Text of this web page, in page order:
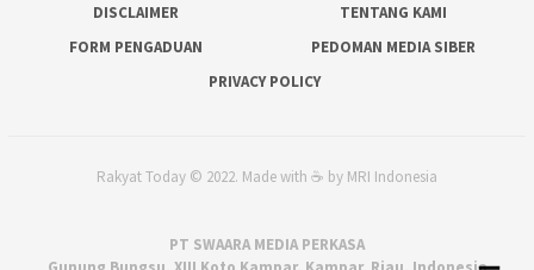
DISCLAIMER
TENTANG KAMI
FORM PENGADUAN
PEDOMAN MEDIA SIBER
PRIVACY POLICY
Rakyat Today © 2022. Made with ☕ by MRI Indonesia
PT SWAARA MEDIA PERKASA